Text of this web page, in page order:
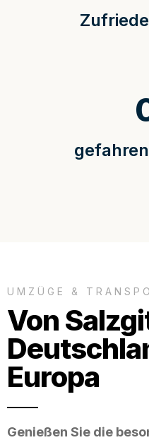
UMZÜGE &
Von
Europa
Genießen Sie die